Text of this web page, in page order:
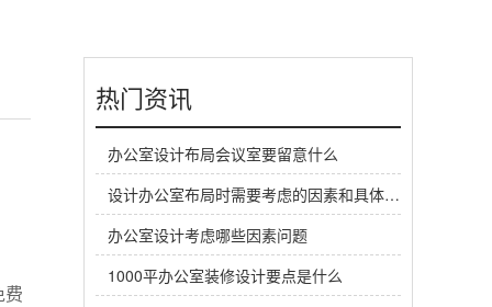
费
热门资讯
办公室设计布局会议室要留意什么
设计办公室布局时需要考虑的因素和具体要求
办公室设计考虑哪些因素问题
1000平办公室装修设计要点是什么